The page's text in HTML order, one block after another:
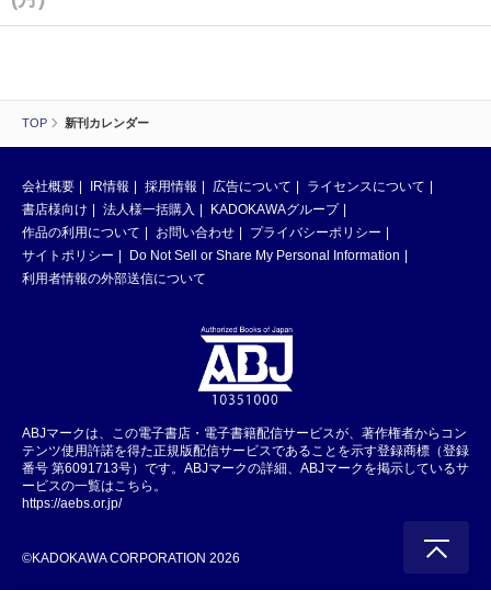
TOP 新刊カレンダー
会社概要 IR情報 採用情報 広告について
ライセンスについて
書店様向け
法人様一括購入
KADOKAWAグループ
作品の利用について
お問い合わせ
プライバシーポリシー
サイトポリシー
Do Not Sell or Share My Personal Information
利用者情報の外部送信について
ABJマークは、この電子書店・電子書籍配信サービスが、著作権者からコン
テンツ使用許諾を得た正規版配信サービスであることを示す登録商標（登録
番号 第6091713号）です。ABJマークの詳細、ABJマークを掲示しているサ
ービスの一覧はこちら。
https://aebs.or.jp/
©KADOKAWA CORPORATION 2026